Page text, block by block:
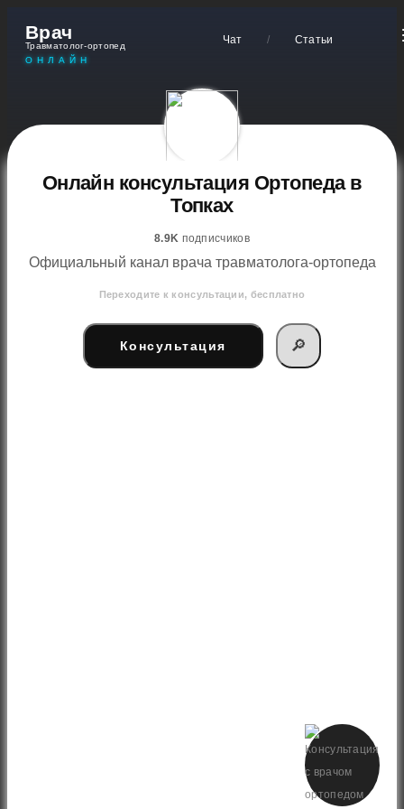
Врач
Травматолог-ортопед
ОНЛАЙН
Чат / Статьи
Онлайн консультация Ортопеда в
Топках
8.9K подписчиков
Официальный канал врача травматолога-ортопеда
Переходите к консультации, бесплатно
Консультация 🔎